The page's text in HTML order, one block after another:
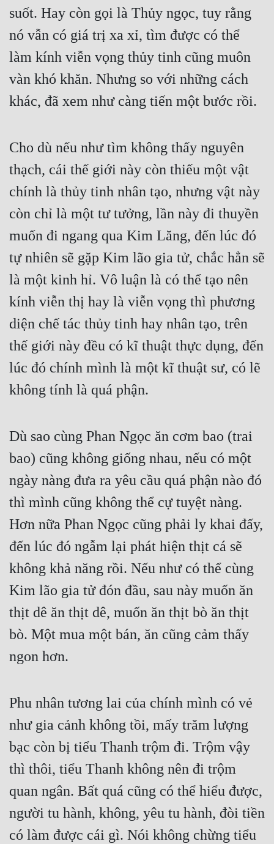
suốt. Hay còn gọi là Thủy ngọc, tuy rằng
nó vẫn có giá trị xa xỉ, tìm được có thể
làm kính viễn vọng thủy tinh cũng muôn
vàn khó khăn. Nhưng so với những cách
khác, đã xem như càng tiến một bước rồi.
Cho dù nếu như tìm không thấy nguyên
thạch, cái thế giới này còn thiếu một vật
chính là thủy tinh nhân tạo, nhưng vật này
còn chỉ là một tư tưởng, lần này đi thuyền
muốn đi ngang qua Kim Lăng, đến lúc đó
tự nhiên sẽ gặp Kim lão gia tử, chắc hẳn sẽ
là một kinh hỉ. Vô luận là có thể tạo nên
kính viễn thị hay là viễn vọng thì phương
diện chế tác thủy tinh hay nhân tạo, trên
thế giới này đều có kĩ thuật thực dụng, đến
lúc đó chính mình là một kĩ thuật sư, có lẽ
không tính là quá phận.
Dù sao cùng Phan Ngọc ăn cơm bao (trai
bao) cũng không giống nhau, nếu có một
ngày nàng đưa ra yêu cầu quá phận nào đó
thì mình cũng không thể cự tuyệt nàng.
Hơn nữa Phan Ngọc cũng phải ly khai đấy,
đến lúc đó ngẫm lại phát hiện thịt cá sẽ
không khả năng rồi. Nếu như có thể cùng
Kim lão gia tử đón đầu, sau này muốn ăn
thịt dê ăn thịt dê, muốn ăn thịt bò ăn thịt
bò. Một mua một bán, ăn cũng cảm thấy
ngon hơn.
Phu nhân tương lai của chính mình có vẻ
như gia cảnh không tồi, mấy trăm lượng
bạc còn bị tiểu Thanh trộm đi. Trộm vậy
thì thôi, tiểu Thanh không nên đi trộm
quan ngân. Bất quá cũng có thể hiểu được,
người tu hành, không, yêu tu hành, đòi tiền
có làm được cái gì. Nói không chừng tiểu